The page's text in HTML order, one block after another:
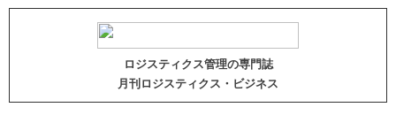
ロジスティクス管理の専門誌
月刊ロジスティクス・ビジネス